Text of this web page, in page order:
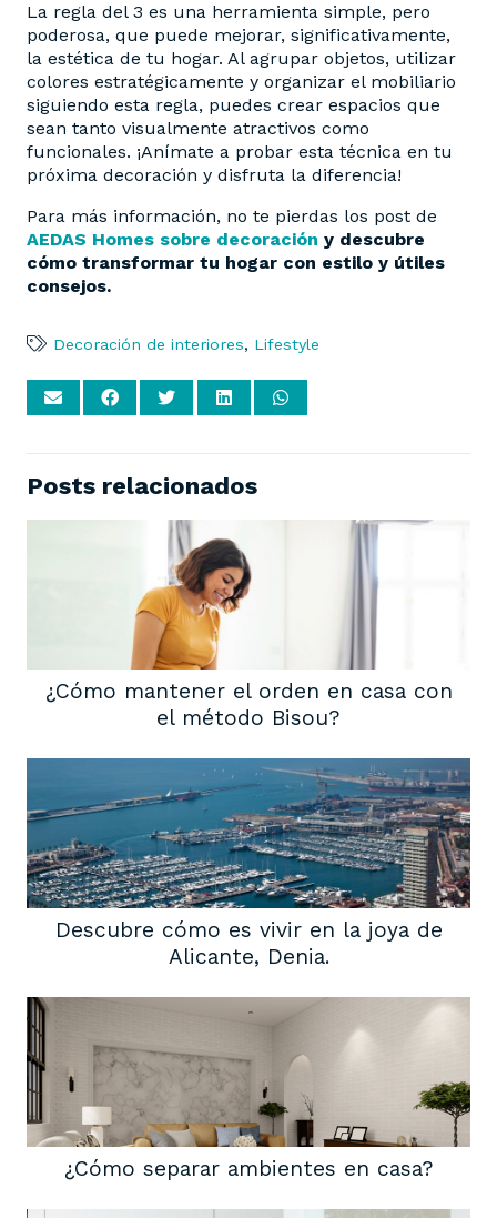
La regla del 3 es una herramienta simple, pero
poderosa, que puede mejorar, significativamente,
la estética de tu hogar. Al agrupar objetos, utilizar
colores estratégicamente y organizar el mobiliario
siguiendo esta regla, puedes crear espacios que
sean tanto visualmente atractivos como
funcionales. ¡Anímate a probar esta técnica en tu
próxima decoración y disfruta la diferencia!
Para más información, no te pierdas los post de
AEDAS Homes sobre decoración y descubre
cómo transformar tu hogar con estilo y útiles
consejos.
Decoración de interiores, Lifestyle
Posts relacionados
¿Cómo mantener el orden en casa con
el método Bisou?
Descubre cómo es vivir en la joya de
Alicante, Denia.
¿Cómo separar ambientes en casa?